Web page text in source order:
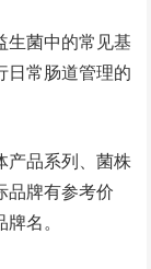
生菌中的常见基
日常肠道管理的
产品系列、菌株
品牌有参考价
名。